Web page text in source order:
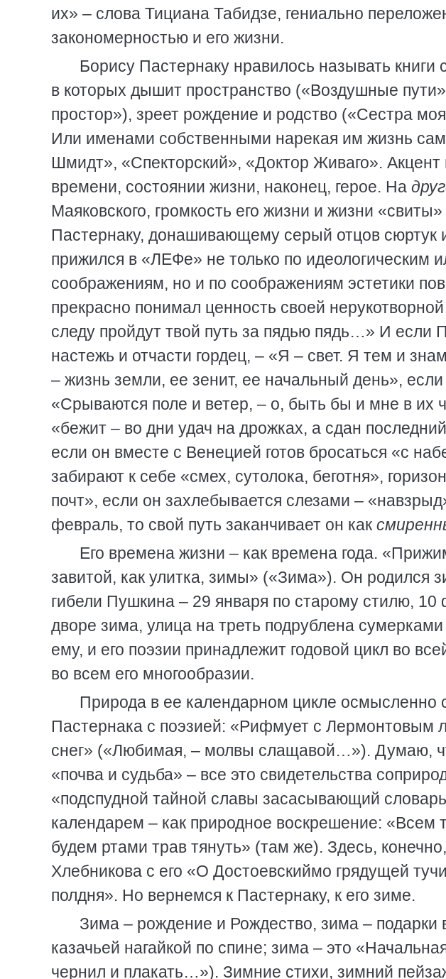
их» – слова Тициана Табидзе, гениально
закономерностью и его жизни.
Борису Пастернаку нравилось называть
в которых дышит пространство («Воздушные
простор»), зреет рождение и родство («Сестра
Или именами собственными нарекая им жизнь
Шмидт», «Спекторский», «Доктор Живаго». Акцент
времени, состоянии жизни, наконец, герое. На
Маяковского, громкость его жизни и жизни
Пастернаку, донашивающему серый отцов сюртук
прижился в «ЛЕФе» не только по идеологическим
соображениям, но и по соображениям эстетики
прекрасно понимал ценность своей
следу пройдут твой путь за пядью пядь…» И если
настежь и отчасти гордец, – «Я – свет. Я тем и
– жизнь земли, ее зенит, ее начальный день»,
«Срываются поле и ветер, – о, быть бы и мне в их
«бежит – во дни удач на дрожках, а сдан
если он вместе с Венецией готов бросаться «с
забирают к себе «смех, сутолока, беготня»,
почт», если он захлебывается слезами –
февраль, то свой путь заканчивает он как
Его времена жизни – как времена года.
завитой, как улитка, зимы» («Зима»). Он родился
гибели Пушкина – 29 января по старому стилю,
дворе зима, улица на треть подрублена
ему, и его поэзии принадлежит годовой цикл во
во всем его многообразии.
Природа в ее календарном цикле осмысленно
Пастернака с поэзией: «Рифмует с Лермонтовым
снег» («Любимая, – молвы слащавой…»). Думаю,
«почва и судьба» – все это свидетельства
«подспудной тайной славы засасывающий
календарем – как природное воскрешение: «Всем
будем ртами трав тянуть» (там же). Здесь,
Хлебникова с его «О Достоевскиймо грядущей
полдня». Но вернемся к Пастернаку, к его зиме.
Зима – рождение и Рождество, зима – подарки
казачьей нагайкой по спине; зима – это
чернил и плакать…»). Зимние стихи, зимний